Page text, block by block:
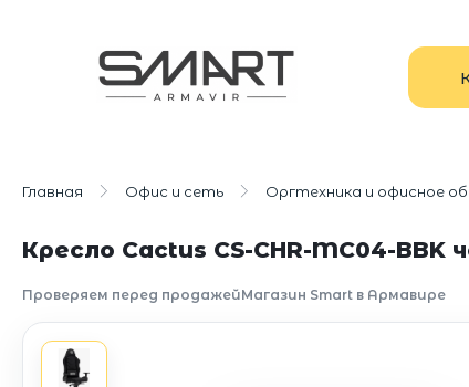
Главная Офис и сеть Оргтехника и офисное
Кресло Cactus CS-CHR-MC04-BBK
Проверяем перед продажейМагазин Smart в Армавире